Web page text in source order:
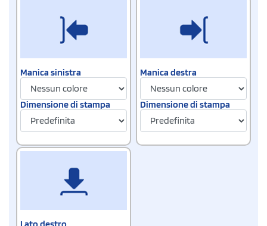
Manica sinistra
Dimensione di stampa
Manica destra
Dimensione di stampa